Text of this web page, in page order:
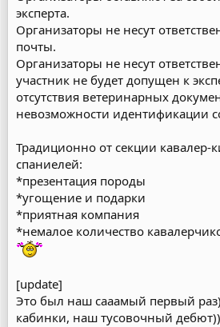
эксперта.
Организаторы не несут
почты.
Организаторы не несут
участник не будет допущен к
отсутствия ветеринарных
невозможности идентификации
Традиционно от секции кавалер-
спаниелей:
*презентация породы
*угощение и подарки
*приятная компания
*немалое количество
[update]
Это был наш сааамый первый
кабинки, наш тусовочный